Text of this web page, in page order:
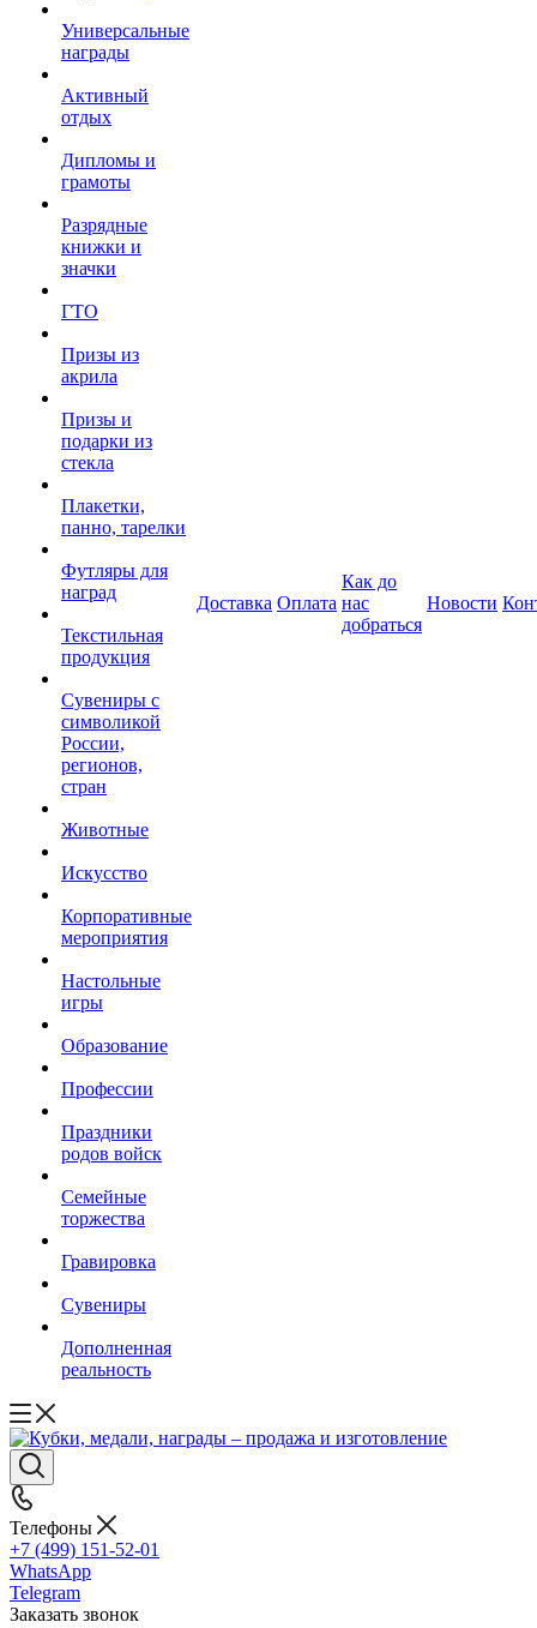
Универсальные
награды
Активный
отдых
Дипломы и
грамоты
Разрядные
книжки и
значки
ГТО
Призы из
акрила
Призы и
подарки из
стекла
Плакетки,
панно, тарелки
Футляры для
наград
Текстильная
продукция
Сувениры с
символикой
России,
регионов,
стран
Животные
Искусство
Корпоративные
мероприятия
Настольные
игры
Образование
Профессии
Праздники
родов войск
Семейные
торжества
Гравировка
Сувениры
Дополненная
реальность
Доставка Оплата
Как до
нас
добраться
Новости
Телефоны
+7 (499) 151-52-01
WhatsApp
Telegram
Заказать звонок